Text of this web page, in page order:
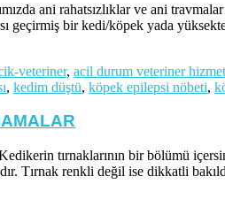
ve ani travmalar
bir kedi/köpek yada
veteriner, acil durum veteriner
, kedim düştü, köpek epilepsi nöbeti,
bir bölümü içersinde
Tırnak renkli değil ise dikkatli